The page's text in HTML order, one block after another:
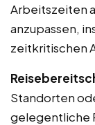
Arbeitszeiten
anzupassen,
zeitkritischen
Standorten
gelegentliche